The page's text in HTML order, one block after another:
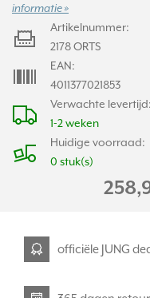
informatie »
Verwachte levertijd:
1-2 weken
Huidige voorraad:
0 stuk(s)
Artikelnummer:
2178 ORTS
EAN:
4011377021853
officiële JUNG